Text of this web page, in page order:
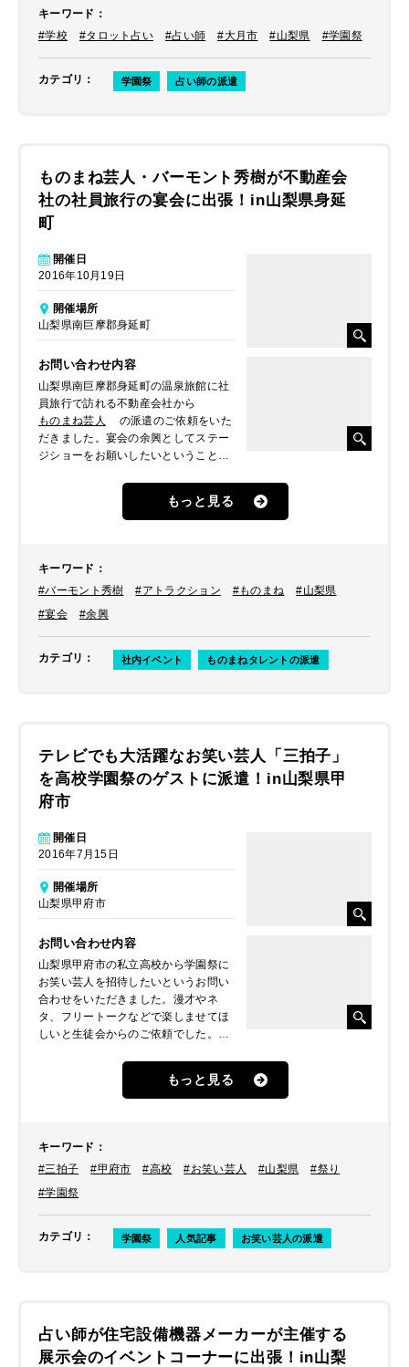
キーワード ：
#学校
#タロット占い #占い師 #大月市 #山梨県 #学園祭
カテゴリ ： 学園祭 占い師の派遣
ものまね芸人・バーモント秀樹が不動産会
社の社員旅行の宴会に出張！in山梨県身延
町
開催日
2016年10月19日
開催場所
山梨県南巨摩郡身延町
お問い合わせ内容
山梨県南巨摩郡身延町の温泉旅館に社
員旅行で訪れる不動産会社から
ものまね芸人
の派遣のご依頼をいた
だきました。宴会の余興としてステー
ジショーをお願いしたいということで
せていただいたところ、社長さんがフ
ァンだった往年のアイドルでおなじみ
もっと見る
キーワード ：
#バーモント秀樹
#アトラクション #ものまね
#山梨県
#宴会
#余興
カテゴリ ： 社内イベント ものまねタレントの派遣
テレビでも大活躍なお笑い芸人「三拍子」
を高校学園祭のゲストに派遣！in山梨県甲
府市
開催日
2016年7月15日
開催場所
山梨県甲府市
お問い合わせ内容
山梨県甲府市の私立高校から学園祭に
お笑い芸人を招待したいというお問い
合わせをいただきました。漫才やネ
タ、フリートークなどで楽しませてほ
しいと生徒会からのご依頼でした。そ
果たした「三拍子」をご提案、派遣さ
もっと見る
キーワード ：
#三拍子
#甲府市 #高校 #お笑い芸人 #山梨県
#祭り
#学園祭
カテゴリ ： 学園祭 人気記事 お笑い芸人の派遣
占い師が住宅設備機器メーカーが主催する
展示会のイベントコーナーに出張！in山梨